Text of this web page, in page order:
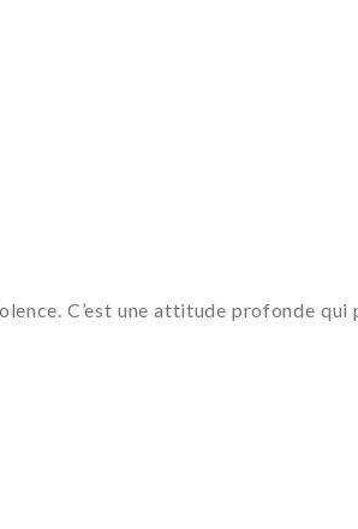
C’est une attitude profonde qui